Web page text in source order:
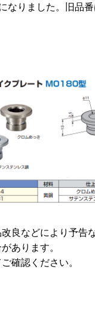
なりました。旧品
良などにより予告
あります。
確認ください。